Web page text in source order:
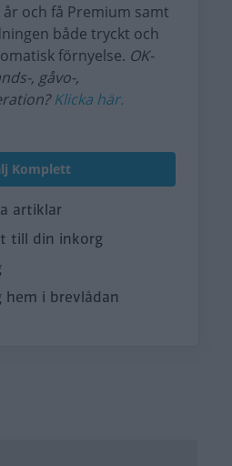
och få Premium samt
både tryckt och
förnyelse. OK-
, gåvo-,
Klicka här.
Komplett
artiklar
till din inkorg
i brevlådan